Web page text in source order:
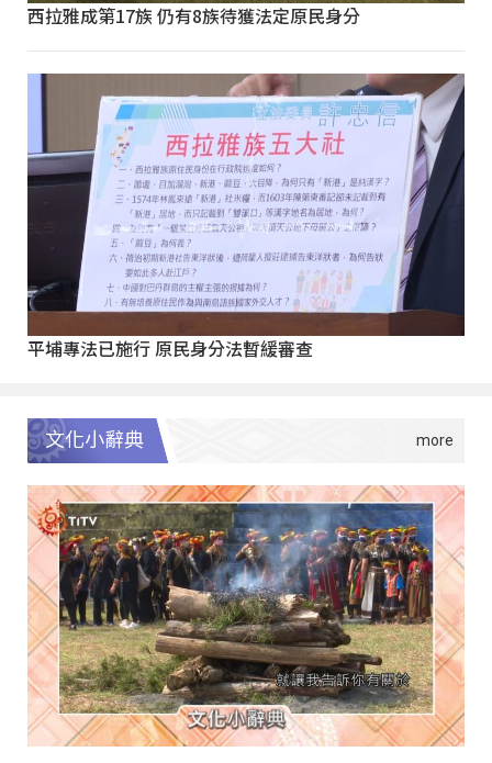
西拉雅成第17族 仍有8族待獲法定原民身分
平埔專法已施行 原民身分法暫緩審查
文化小辭典